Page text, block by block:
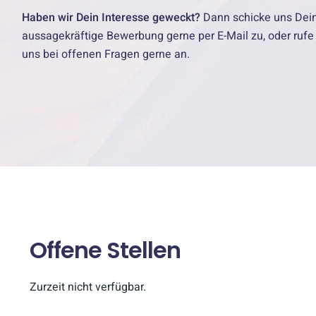
Haben wir Dein Interesse geweckt? Dann schicke uns
aussagekräftige Bewerbung gerne per E-Mail zu, oder rufe
uns bei offenen Fragen gerne an.
Offene Stellen
Zurzeit nicht verfügbar.